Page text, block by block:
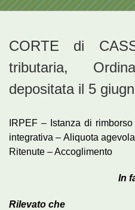
CORTE di
tributaria,
depositata il 5
IRPEF – Istanza di
integrativa – Aliquota
Ritenute – Accoglimento
In
Rilevato che